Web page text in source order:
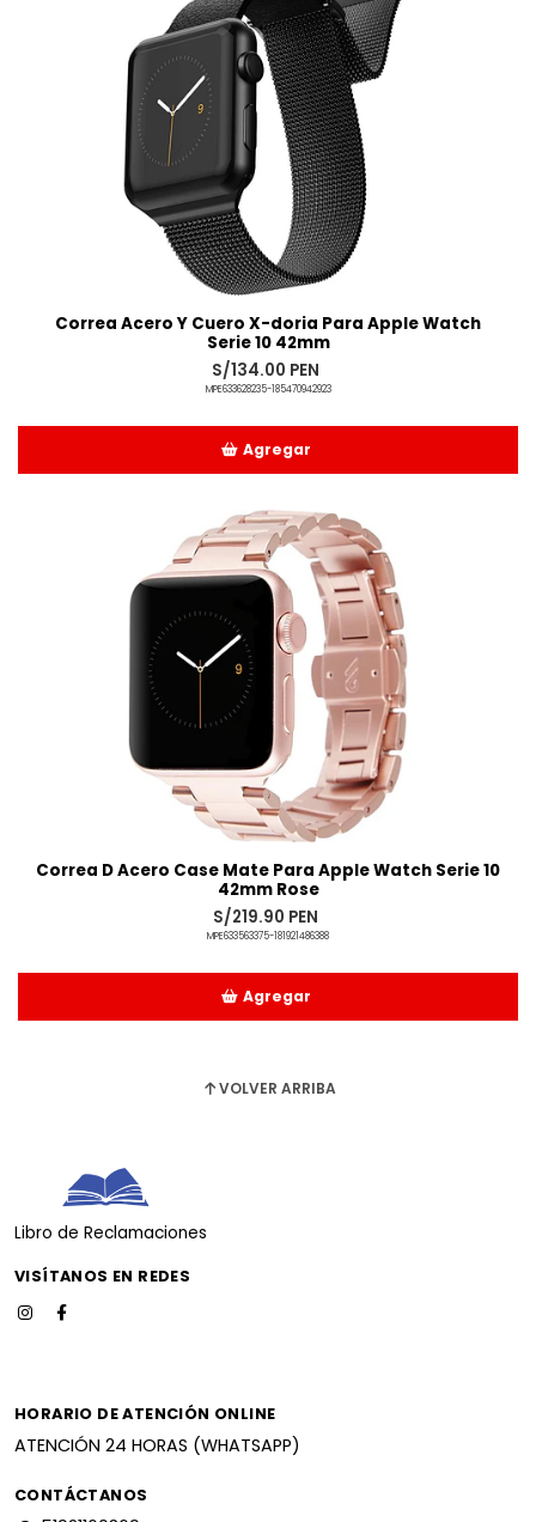
Correa Acero Y Cuero X-doria Para Apple Watch
Serie 10 42mm
S/134.00 PEN
MPE633628235-185470942923
Agregar
Correa D Acero Case Mate Para Apple Watch Serie 10
42mm Rose
S/219.90 PEN
MPE633563375-181921486388
Agregar
VOLVER ARRIBA
Libro de Reclamaciones
VISÍTANOS EN REDES
HORARIO DE ATENCIÓN ONLINE
ATENCIÓN 24 HORAS (WHATSAPP)
CONTÁCTANOS